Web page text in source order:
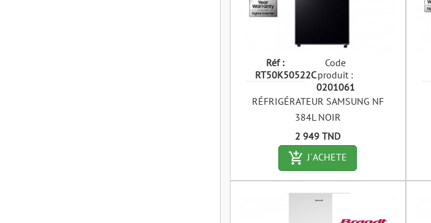
Réf :
RT50K50522C
Code
produit :
0201061
RÉFRIGÉRATEUR SAMSUNG NF
384L NOIR
Prix
2 949 TND
add_shopping_cart-outlined
J´ACHETE